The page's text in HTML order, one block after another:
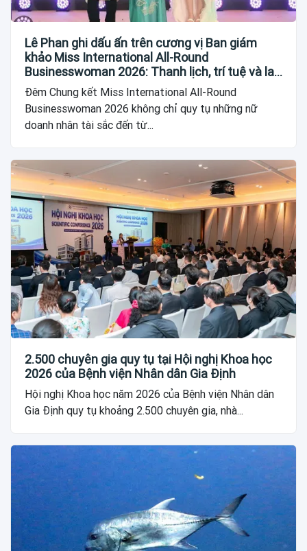
Lê Phan ghi dấu ấn trên cương vị Ban giám
khảo Miss International All-Round
Businesswoman 2026: Thanh lịch, trí tuệ và lan
tỏa giá trị của người phụ nữ hiện đại
Đêm Chung kết Miss International All-Round
Businesswoman 2026 không chỉ quy tụ những nữ
doanh nhân tài sắc đến từ...
2.500 chuyên gia quy tụ tại Hội nghị Khoa học
2026 của Bệnh viện Nhân dân Gia Định
Hội nghị Khoa học năm 2026 của Bệnh viện Nhân dân
Gia Định quy tụ khoảng 2.500 chuyên gia, nhà...